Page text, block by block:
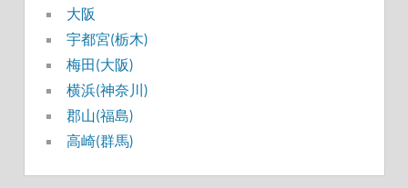
大阪
宇都宮(栃木)
梅田(大阪)
横浜(神奈川)
郡山(福島)
高崎(群馬)